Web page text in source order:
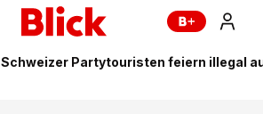
Schweizer Partytouristen feiern illegal